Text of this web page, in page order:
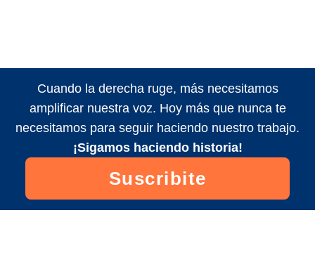
Cuando la derecha ruge, más necesitamos
amplificar nuestra voz. Hoy más que nunca te
necesitamos para seguir haciendo nuestro trabajo.
¡Sigamos haciendo historia!
Suscribite